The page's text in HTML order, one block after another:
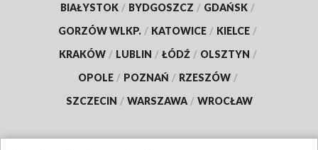
BIAŁYSTOK / BYDGOSZCZ / GDAŃSK /
GORZÓW WLKP. / KATOWICE / KIELCE /
KRAKÓW / LUBLIN / ŁÓDŹ / OLSZTYN /
OPOLE / POZNAŃ / RZESZÓW /
SZCZECIN / WARSZAWA / WROCŁAW